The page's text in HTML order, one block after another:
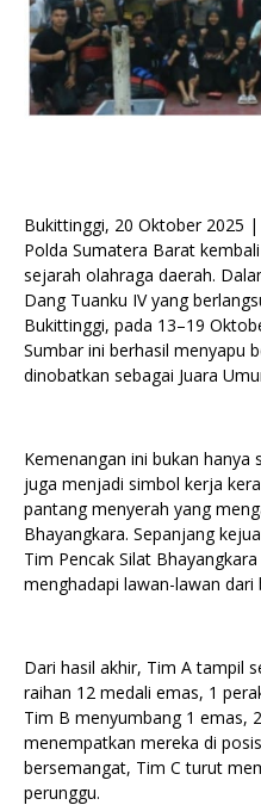
Bukittinggi, 20 Oktober 2025
Polda Sumatera Barat
sejarah olahraga daerah.
Dang Tuanku IV yang
Bukittinggi, pada 13–19
Sumbar ini berhasil menyapu
dinobatkan sebagai Juara
Kemenangan ini bukan
juga menjadi simbol kerja
pantang menyerah yang
Bhayangkara. Sepanjang
Tim Pencak Silat
menghadapi lawan-lawan dari
Dari hasil akhir, Tim A tampil
raihan 12 medali emas, 1
Tim B menyumbang 1 emas,
menempatkan mereka di
bersemangat, Tim C turut
perunggu.